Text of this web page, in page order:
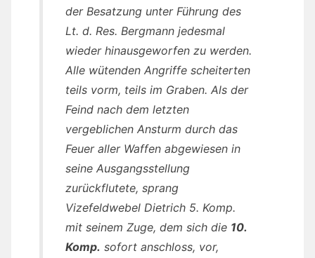
der Besatzung unter Führung des
Lt. d. Res. Bergmann jedesmal
wieder hinausgeworfen zu werden.
Alle wütenden Angriffe scheiterten
teils vorm, teils im Graben. Als der
Feind nach dem letzten
vergeblichen Ansturm durch das
Feuer aller Waffen abgewiesen in
seine Ausgangsstellung
zurückflutete, sprang
Vizefeldwebel Dietrich 5. Komp.
mit seinem Zuge, dem sich die 10.
Komp. sofort anschloss, vor,